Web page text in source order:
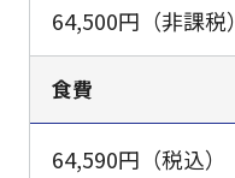
64,500円（非課税）
食費
64,590円（税込）